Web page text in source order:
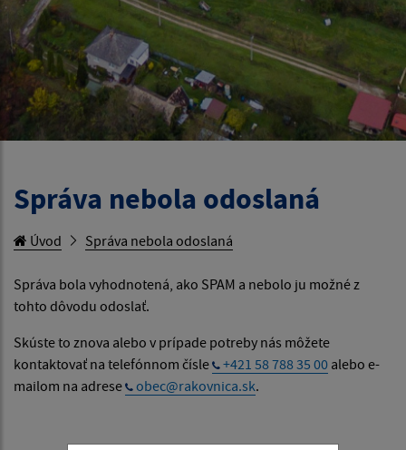
Správa nebola odoslaná
Úvod Správa nebola odoslaná
Správa bola vyhodnotená, ako SPAM a nebolo ju možné z
tohto dôvodu odoslať.
Skúste to znova alebo v prípade potreby nás môžete
kontaktovať na telefónnom čísle
+421 58 788 35 00 alebo e-
mailom na adrese
obec@rakovnica.sk.